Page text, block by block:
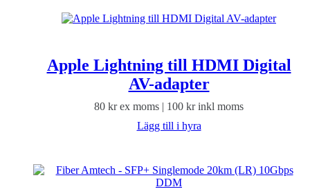
Apple Lightning till HDMI Digital
AV-adapter
80 krex moms | 100 krinkl moms
Lägg till i hyra